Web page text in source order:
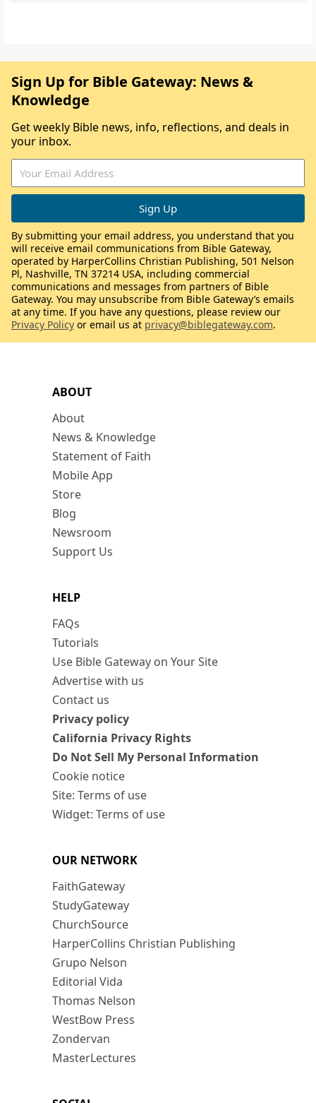
ABOUT
About
News & Knowledge
Statement of Faith
Mobile App
Store
Blog
Newsroom
Support Us
HELP
FAQs
Tutorials
Use Bible Gateway on Your Site
Advertise with us
Contact us
Privacy policy
California Privacy Rights
Do Not Sell My Personal Information
Cookie notice
Site: Terms of use
Widget: Terms of use
OUR NETWORK
FaithGateway
StudyGateway
ChurchSource
HarperCollins Christian Publishing
Grupo Nelson
Editorial Vida
Thomas Nelson
WestBow Press
Zondervan
MasterLectures
Sign Up for Bible Gateway: News &
Knowledge
Get weekly Bible news, info, reflections, and deals in
your inbox.
By submitting your email address, you understand that you
will receive email communications from Bible Gateway,
operated by HarperCollins Christian Publishing, 501 Nelson
Pl, Nashville, TN 37214 USA, including commercial
communications and messages from partners of Bible
Gateway. You may unsubscribe from Bible Gateway’s emails
at any time. If you have any questions, please review our
Privacy Policy or email us at privacy@biblegateway.com.